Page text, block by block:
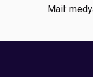
Mail: